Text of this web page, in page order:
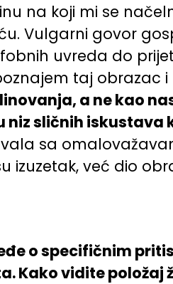
na koji mi se
Vulgarni govor
uvreda do
taj obrazac
a ne kao
niz sličnih iskustava
sa
izuzetak, već dio
o specifičnim
Kako vidite položaj